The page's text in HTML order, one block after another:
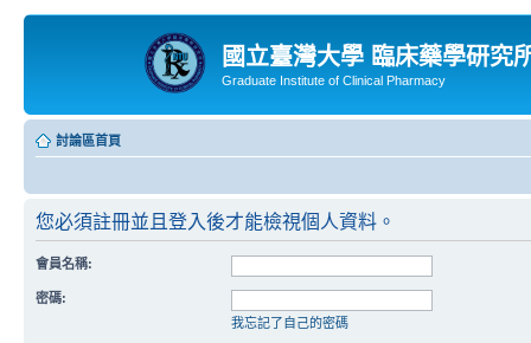
國立臺灣大學 臨床藥學研究
Graduate Institute of Clinical Pharmacy
討論區首頁
您必須註冊並且登入後才能檢視個人資料。
會員名稱:
密碼:
我忘記了自己的密碼